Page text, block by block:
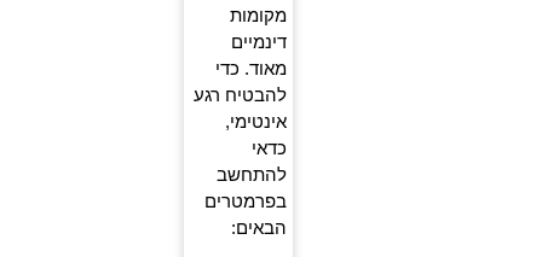
מקומות
דינמיים
מאוד. כדי
להבטיח רגע
אינטימי,
כדאי
להתחשב
בפרמטרים
הבאים: